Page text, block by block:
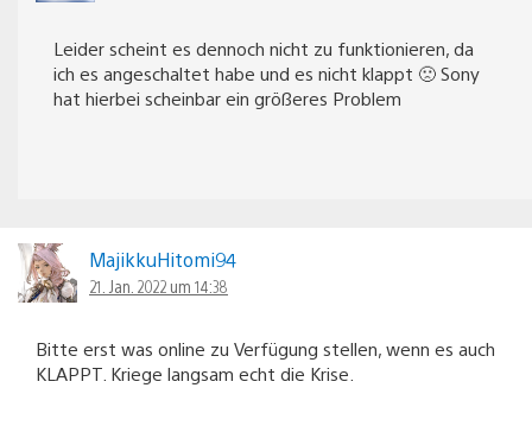
Leider scheint es dennoch nicht zu funktionieren, da
ich es angeschaltet habe und es nicht klappt 🙁 Sony
hat hierbei scheinbar ein größeres Problem
MajikkuHitomi94
21. Jan. 2022 um 14:38
Bitte erst was online zu Verfügung stellen, wenn es auch
KLAPPT. Kriege langsam echt die Krise.